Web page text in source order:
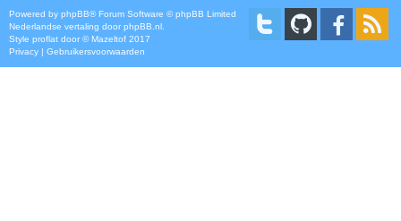
Powered by phpBB® Forum Software © phpBB Limited
Nederlandse vertaling door phpBB.nl
Style proflat door ©Mazeltof 2017
Privacy | Gebruikersvoorwaarden